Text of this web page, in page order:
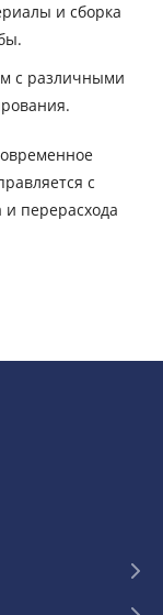
и сборка
с различными
с
перерасхода